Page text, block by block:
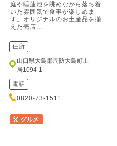
庭や睡蓮池を眺めながら落ち着
いた雰囲気で食事が楽しめま
す。オリジナルのお土産品を揃
えた売店...
住所
山口県大島郡周防大島町土
居1094-1
電話
0820-73-1511